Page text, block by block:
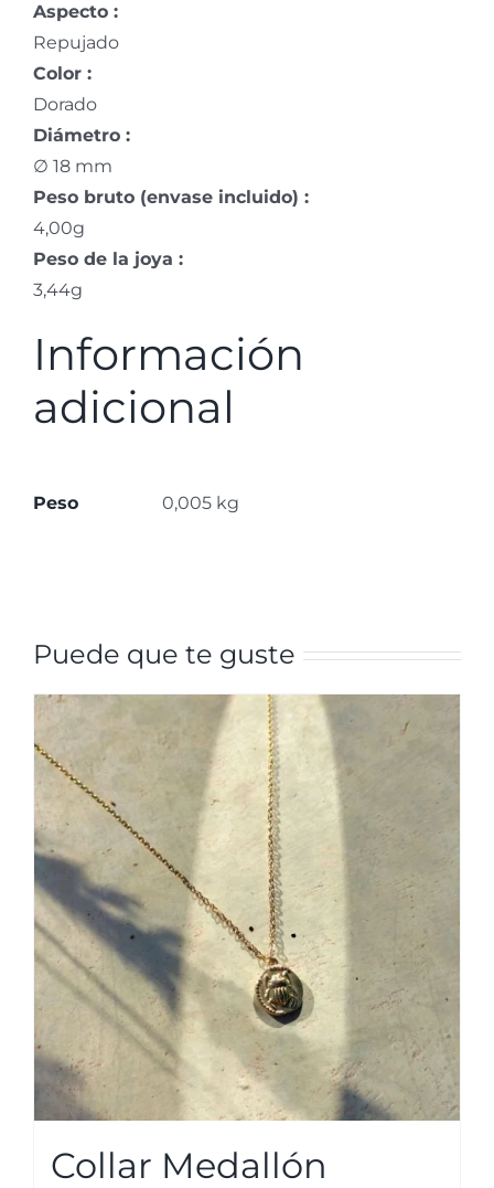
Aspecto :
Repujado
Color :
Dorado
Diámetro :
∅ 18 mm
Peso bruto (envase incluido) :
4,00g
Peso de la joya :
3,44g
Información
adicional
Peso 0,005 kg
Puede que te guste
Collar Medallón